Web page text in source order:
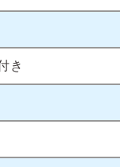
き